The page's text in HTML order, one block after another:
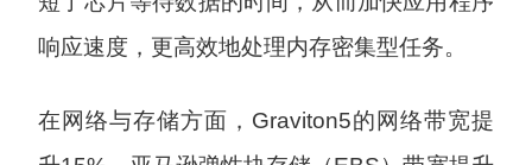
响应速度，更高效地处理内存密集型任务。
在网络与存储方面，Graviton5的网络带宽提